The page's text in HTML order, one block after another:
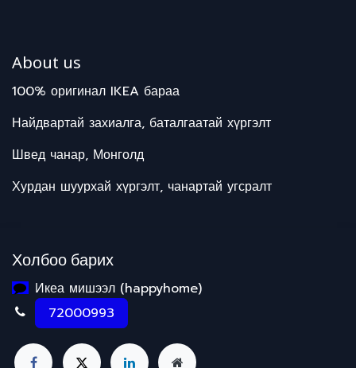
About us
100% оригинал IKEA бараа
Найдвартай захиалга, баталгаатай хүргэлт
Швед чанар, Монголд
Хурдан шуурхай хүргэлт, чанартай угсралт
Холбоо барих
Икеа мишээл (happyhome)
72000993